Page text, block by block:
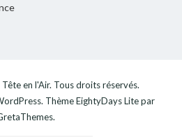
Tête en l'Air. Tous droits réservés.
. ThèmeEightyDays Litepar